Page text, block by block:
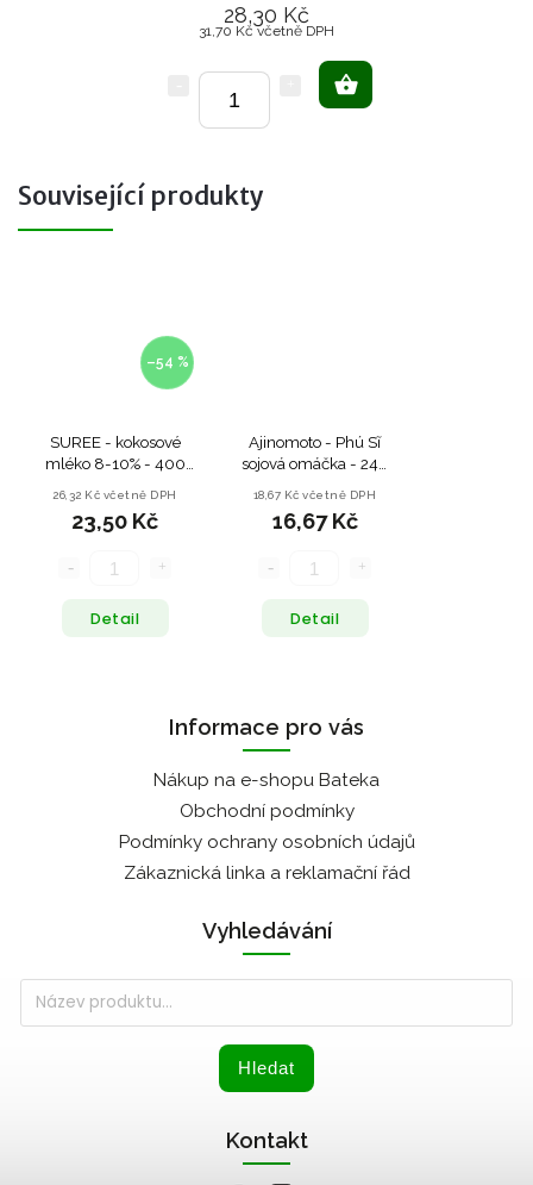
28,30 Kč
31,70 Kč včetně DPH
Související produkty
–54 %
SUREE - kokosové
mléko 8-10% - 400
26,32 Kč včetně DPH
23,50 Kč
Detail
Ajinomoto - Phú Sĩ
sojová omáčka - 240
18,67 Kč včetně DPH
16,67 Kč
Detail
Informace pro vás
Nákup na e-shopu Bateka
Obchodní podmínky
Podmínky ochrany osobních údajů
Zákaznická linka a reklamační řád
Vyhledávání
Hledat
Kontakt